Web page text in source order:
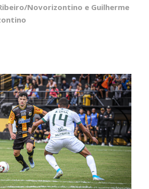
Novorizontino e Guilherme